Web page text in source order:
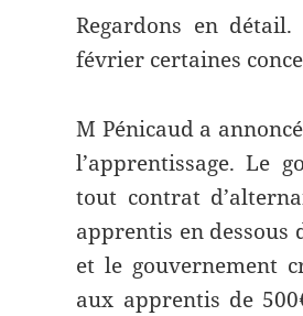
Regardons en
février certaines
M Pénicaud a
l’apprentissage. Le
tout contrat
apprentis en dessous
et le gouvernement
aux apprentis de